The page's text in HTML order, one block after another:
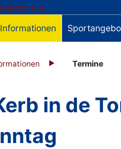
Informationen
Termine
in de